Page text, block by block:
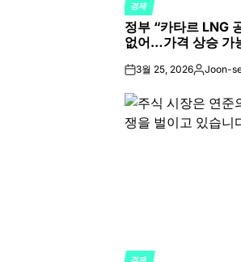
POSTED
IN
경제
정부 “카타르 LNG
없어…가격 상승 가
on3월 25, 2026Posted
Joon-
경제